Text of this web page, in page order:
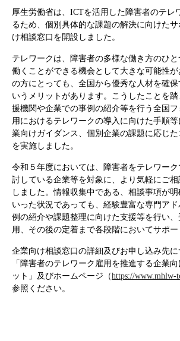
厚生労働省は、ICTを活用した障害者のテレ
るため、個別具体的な課題の解決に向けた
け相談窓口を開設しました。
テレワークは、障害者の多様な働き方のひ
働くことができる機会として大きな可能性
の方にとっても、全国から優秀な人材を確
いうメリットがあります。こうしたことを
援機関や企業での事例の紹介等を行う全国
用におけるテレワークの導入に向けた手順
業向けガイダンス、個別企業の課題に応じ
を実施しました。
令和５年度においては、障害者をテレワー
討している企業等を対象に、より気軽にご
しました。情報収集中である、相談事項が
いった状況であっても、経験豊富な専門ア
例の紹介や課題整理に向けた支援等を行い
用、その後の定着まで各段階においてサポー
企業向け相談窓口の詳細及びお申し込み先
「障害者のテレワーク雇用を推進する企業
ット」及びホームページ（https://www.mhlw-
参照ください。